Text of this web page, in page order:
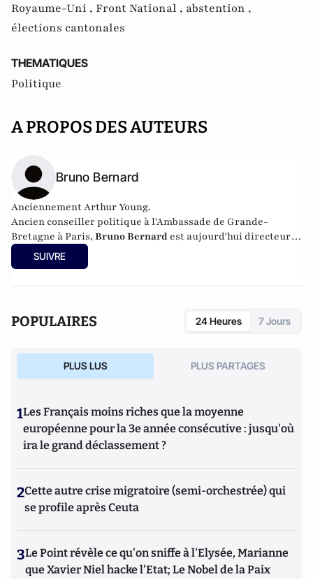
Royaume-Uni , Front National , abstention ,
élections cantonales
THEMATIQUES
Politique
A PROPOS DES AUTEURS
Bruno Bernard
Anciennement Arthur Young.
Ancien conseiller politique à l'Ambassade de Grande-
Bretagne à Paris, Bruno Bernard est aujourd'hui directeur-
adjoint de cabinet à la mairie du IXème arrondissement de
Paris.
SUIVRE
POPULAIRES 24 Heures 7 Jours
PLUS LUS PLUS PARTAGES
1Les Français moins riches que la moyenne
européenne pour la 3e année consécutive : jusqu'où
ira le grand déclassement ?
2Cette autre crise migratoire (semi-orchestrée) qui
se profile après Ceuta
3Le Point révèle ce qu'on sniffe à l'Elysée, Marianne
que Xavier Niel hacke l'Etat; Le Nobel de la Paix